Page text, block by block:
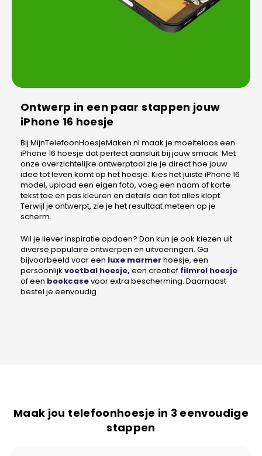
Ontwerp in een paar stappen jouw
iPhone 16 hoesje
Bij MijnTelefoonHoesjeMaken.nl maak je moeiteloos een
iPhone 16 hoesje dat perfect aansluit bij jouw smaak. Met
onze overzichtelijke ontwerptool zie je direct hoe jouw
idee tot leven komt op het hoesje. Kies het juiste iPhone 16
model, upload een eigen foto, voeg een naam of korte
tekst toe en pas kleuren en details aan tot alles klopt.
Terwijl je ontwerpt, zie je het resultaat meteen op je
scherm.
Wil je liever inspiratie opdoen? Dan kun je ook kiezen uit
diverse populaire ontwerpen en uitvoeringen. Ga
bijvoorbeeld voor een luxe marmerhoesje, een
persoonlijk voetbal hoesje, een creatief filmrol hoesje
of een bookcasevoor extra bescherming. Daarnaast
bestel je eenvoudig
Maak jou telefoonhoesje in 3 eenvoudige
stappen